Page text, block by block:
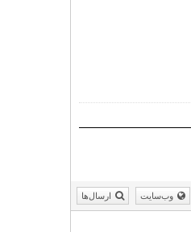
وب‌سایت ارسال‌ها